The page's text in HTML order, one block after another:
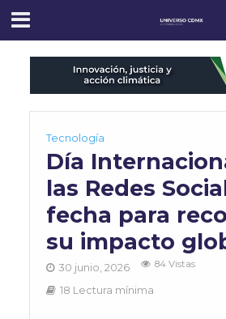
Tecnología
Día
las Redes
fecha para
su impacto
30 junio, 2026 84 Vistas
18 Lectura mínima